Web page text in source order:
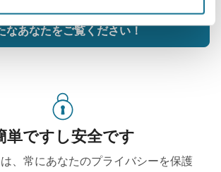
なあなたをご覧ください！
単ですし安全です
、常にあなたのプライバシーを保護